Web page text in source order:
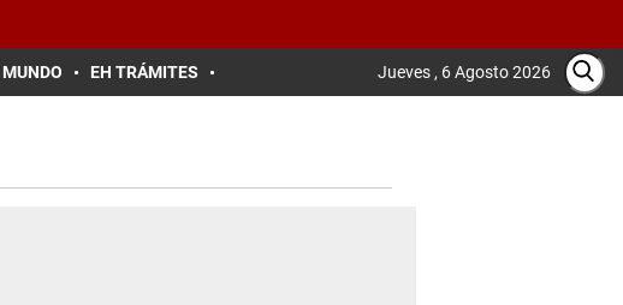
MUNDO EH TRÁMITES Jueves , 6 Agosto 2026